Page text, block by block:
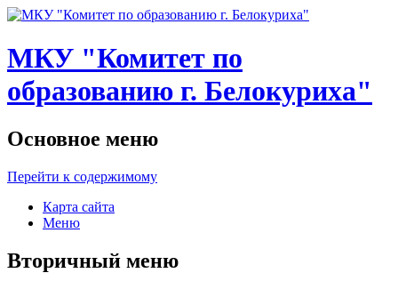
МКУ "Комитет по
образованию г. Белокуриха"
Основное меню
Перейти к содержимому
Карта сайта
Меню
Вторичный меню